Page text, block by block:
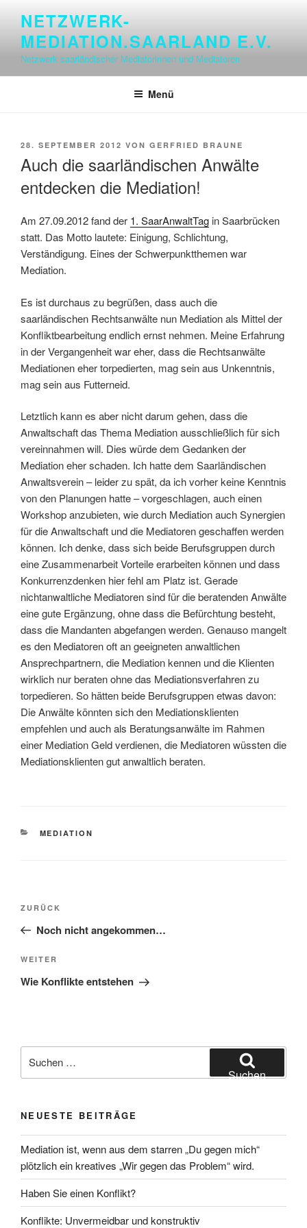
springen
NETZWERK-
MEDIATION.SAARLAND E.V.
Netzwerk saarländischer Mediatorinnen und Mediatoren
Menü
VERÖFFENTLICHT
28. SEPTEMBER 2012 VON GERFRIED BRAUNE
Auch die saarländischen Anwälte
entdecken die Mediation!
Am 27.09.2012 fand der 1. SaarAnwaltTag in Saarbrücken
statt. Das Motto lautete: Einigung, Schlichtung,
Verständigung. Eines der Schwerpunktthemen war
Mediation.
Es ist durchaus zu begrüßen, dass auch die
saarländischen Rechtsanwälte nun Mediation als Mittel der
Konfliktbearbeitung endlich ernst nehmen. Meine Erfahrung
in der Vergangenheit war eher, dass die Rechtsanwälte
Mediationen eher torpedierten, mag sein aus Unkenntnis,
mag sein aus Futterneid.
Letztlich kann es aber nicht darum gehen, dass die
Anwaltschaft das Thema Mediation ausschließlich für sich
vereinnahmen will. Dies würde dem Gedanken der
Mediation eher schaden. Ich hatte dem Saarländischen
Anwaltsverein – leider zu spät, da ich vorher keine Kenntnis
von den Planungen hatte – vorgeschlagen, auch einen
Workshop anzubieten, wie durch Mediation auch Synergien
für die Anwaltschaft und die Mediatoren geschaffen werden
können. Ich denke, dass sich beide Berufsgruppen durch
eine Zusammenarbeit Vorteile erarbeiten können und dass
Konkurrenzdenken hier fehl am Platz ist. Gerade
nichtanwaltliche Mediatoren sind für die beratenden Anwälte
eine gute Ergänzung, ohne dass die Befürchtung besteht,
dass die Mandanten abgefangen werden. Genauso mangelt
es den Mediatoren oft an geeigneten anwaltlichen
Ansprechpartnern, die Mediation kennen und die Klienten
wirklich nur beraten ohne das Mediationsverfahren zu
torpedieren. So hätten beide Berufsgruppen etwas davon:
Die Anwälte könnten sich den Mediationsklienten
empfehlen und auch als Beratungsanwälte im Rahmen
einer Mediation Geld verdienen, die Mediatoren wüssten die
Mediationsklienten gut anwaltlich beraten.
KATEGORIEN
MEDIATION
Beitragsnavigation
Vorheriger
Beitrag
ZURÜCK
Noch nicht angekommen…
Nächster
Beitrag
WEITER
Wie Konflikte entstehen
nach:
Suchen
NEUESTE BEITRÄGE
Mediation ist, wenn aus dem starren „Du gegen mich“
plötzlich ein kreatives „Wir gegen das Problem“ wird.
Haben Sie einen Konflikt?
Konflikte: Unvermeidbar und konstruktiv